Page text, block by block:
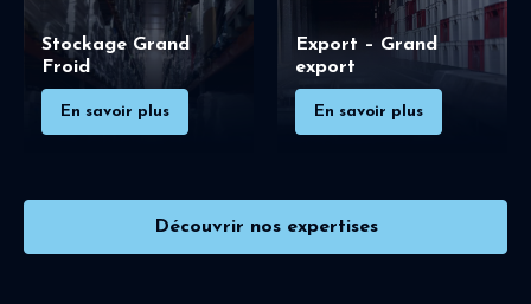
Stockage Grand
Froid
En savoir plus
Export – Grand
export
En savoir plus
Découvrir nos expertises